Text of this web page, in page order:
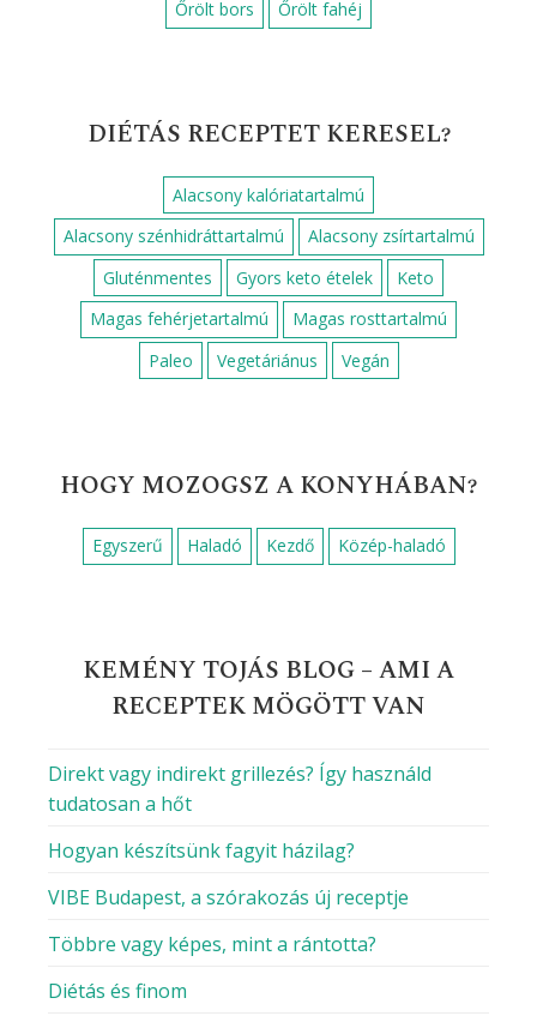
Őrölt bors
Őrölt fahéj
DIÉTÁS RECEPTET KERESEL?
Alacsony kalóriatartalmú
Alacsony szénhidráttartalmú
Alacsony zsírtartalmú
Gluténmentes
Gyors keto ételek
Keto
Magas fehérjetartalmú
Magas rosttartalmú
Paleo
Vegetáriánus Vegán
HOGY MOZOGSZ A KONYHÁBAN?
Egyszerű Haladó Kezdő Közép-haladó
KEMÉNY TOJÁS BLOG – AMI A
RECEPTEK MÖGÖTT VAN
Direkt vagy indirekt grillezés? Így használd
tudatosan a hőt
Hogyan készítsünk fagyit házilag?
VIBE Budapest, a szórakozás új receptje
Többre vagy képes, mint a rántotta?
Diétás és finom